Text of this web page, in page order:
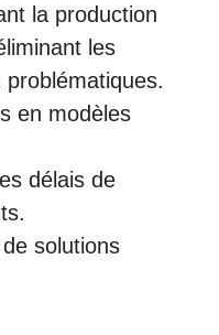
la production
les
en modèles
délais de
solutions